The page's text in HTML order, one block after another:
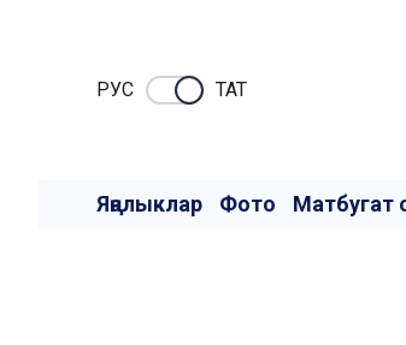
РУC ТАТ
Яңалыклар Фото Матбугат